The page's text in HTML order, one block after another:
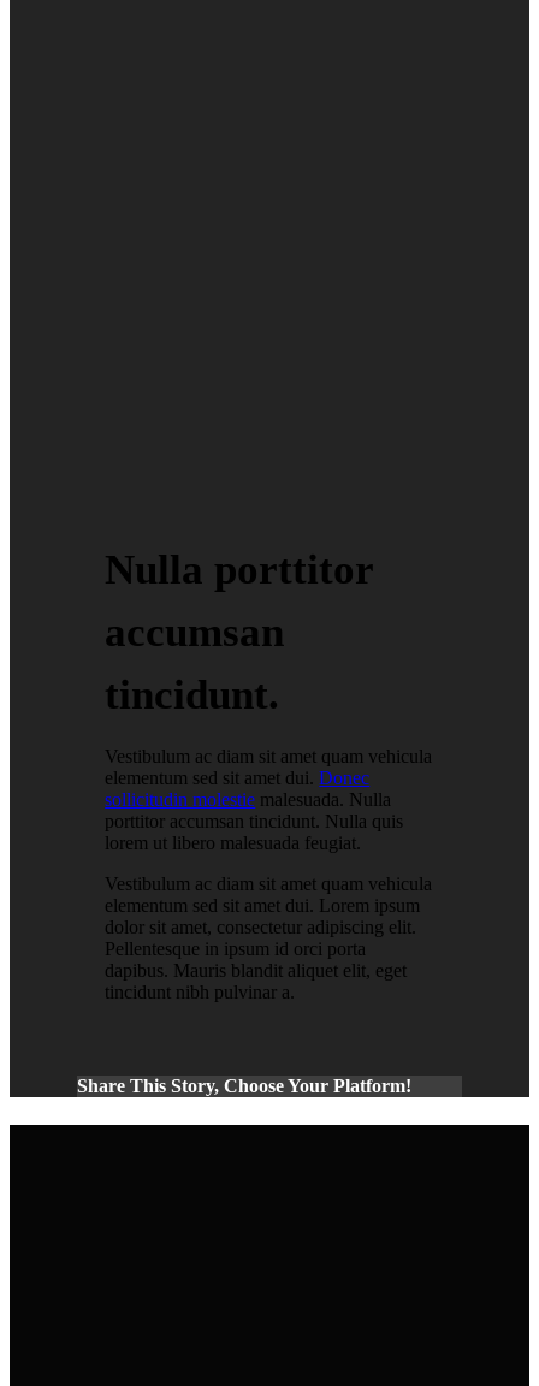
Nulla porttitor
accumsan
tincidunt.
Vestibulum ac diam sit amet quam vehicula
elementum sed sit amet dui.Donec
sollicitudin molestie malesuada. Nulla
porttitor accumsan tincidunt. Nulla quis
lorem ut libero malesuada feugiat.
Vestibulum ac diam sit amet quam vehicula
elementum sed sit amet dui. Lorem ipsum
dolor sit amet, consectetur adipiscing elit.
Pellentesque in ipsum id orci porta
dapibus. Mauris blandit aliquet elit, eget
tincidunt nibh pulvinar a.
Share This Story, Choose Your Platform!